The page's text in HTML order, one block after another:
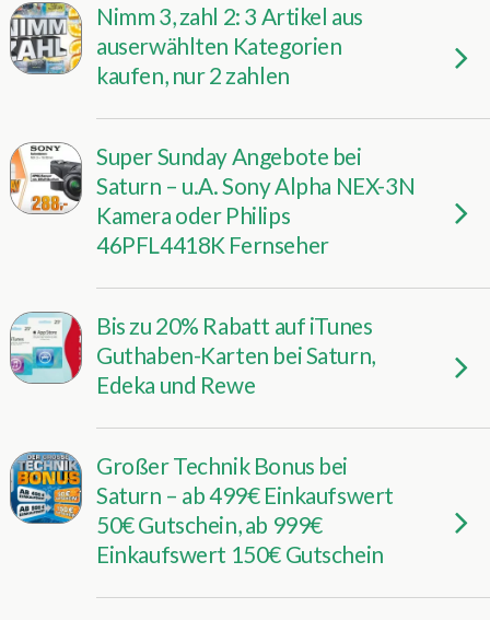
Nimm 3, zahl 2: 3 Artikel aus
auserwählten Kategorien
kaufen, nur 2 zahlen
Super Sunday Angebote bei
Saturn – u.A. Sony Alpha NEX-3N
Kamera oder Philips
46PFL4418K Fernseher
Bis zu 20% Rabatt auf iTunes
Guthaben-Karten bei Saturn,
Edeka und Rewe
Großer Technik Bonus bei
Saturn – ab 499€ Einkaufswert
50€ Gutschein, ab 999€
Einkaufswert 150€ Gutschein